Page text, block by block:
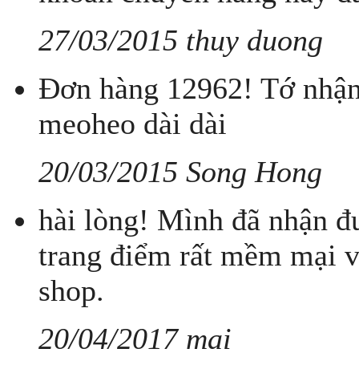
27/03/2015 thuy duong
Đơn hàng 12962! Tớ
meoheo dài dài
20/03/2015 Song Hong
hài lòng! Mình đã nhận
trang điểm rất mềm mại
shop.
20/04/2017 mai